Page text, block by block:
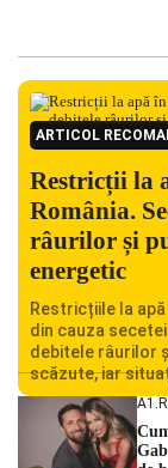
ARTICOL
Restricții la
România.
râurilor și
energetic
Restricțiile la
din cauza
debitele râurilor
scăzute, iar
Centralei
cu una dintre
hidrologic din